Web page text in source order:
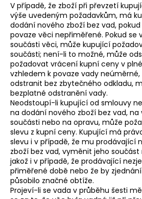
V případě, že zboží při převzetí
výše uvedeným požadavkům, má
dodání nového zboží bez vad,
povaze věci nepřiměřené. Pokud se
součásti věci, může kupující
součásti; není-li to možné, může
požadovat vrácení kupní ceny v
vzhledem k povaze vady
odstranit bez zbytečného odkladu,
bezplatné odstranění vady.
Neodstoupí-li kupující od smlouvy
na dodání nového zboží bez vad,
součásti nebo na opravu, může
slevu z kupní ceny. Kupující má
slevu i v případě, že mu prodávající
zboží bez vad, vyměnit jeho
jakož i v případě, že prodávající
přiměřené době nebo že by
působilo značné obtíže.
Projeví-li se vada v průběhu šesti